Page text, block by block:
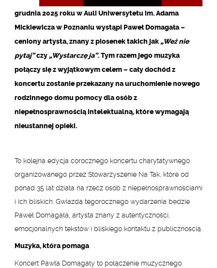
grudnia 2025 roku w Auli Uniwersytetu im. Adama
Mickiewicza w Poznaniu wystąpi Paweł Domagała –
ceniony artysta, znany z piosenek takich jak„Weź nie
pytaj”czy„Wystarczę ja”. Tym razem jego muzyka
połączy się z wyjątkowym celem – cały dochód z
koncertu zostanie przekazany na uruchomienie nowego
rodzinnego domu pomocy dla osób z
niepełnosprawnością intelektualną, które wymagają
nieustannej opieki.
To kolejna edycja corocznego koncertu charytatywnego
organizowanego przez Stowarzyszenie Na Tak, które od
ponad 35 lat działa na rzecz osób z niepełnosprawnościami
i ich bliskich. Gwiazdą tegorocznego wydarzenia będzie
Paweł Domagała, artysta znany z autentyczności,
emocjonalnych tekstów i bliskiego kontaktu z publicznością.
Muzyka, która pomaga
Koncert Pawła Domagały to połączenie muzycznego